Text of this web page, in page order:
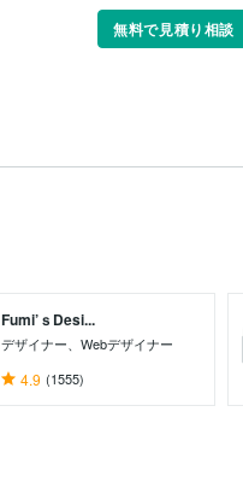
無料で見積り相談
Fumi’ｓDesi...
デザイナー、Webデザイナー
4.9 (1555)